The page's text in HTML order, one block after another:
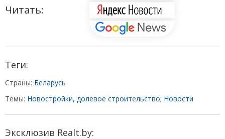
Читать:
Теги:
Страны: Беларусь
Темы: Новостройки, долевое строительство; Новости
Эксклюзив Realt.by: